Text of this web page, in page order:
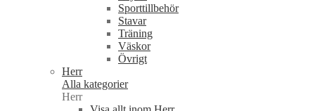
Sporttillbehör
Stavar
Träning
Väskor
Övrigt
Herr
Alla kategorier
Herr